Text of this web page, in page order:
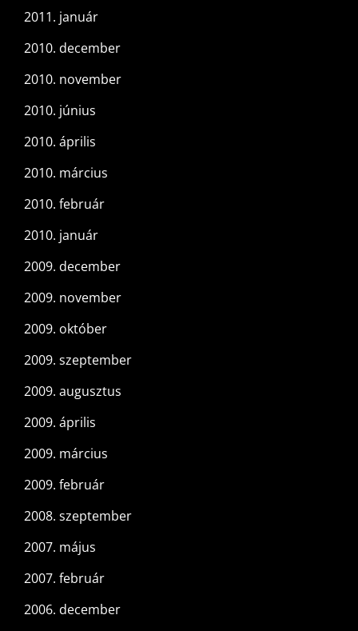
2011. január
2010. december
2010. november
2010. június
2010. április
2010. március
2010. február
2010. január
2009. december
2009. november
2009. október
2009. szeptember
2009. augusztus
2009. április
2009. március
2009. február
2008. szeptember
2007. május
2007. február
2006. december